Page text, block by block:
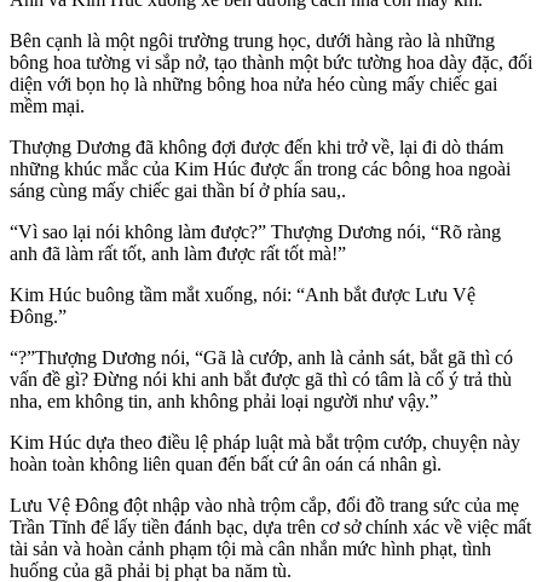
Bên cạnh là một ngôi trường trung học, dưới hàng rào là những
bông hoa tường vi sắp nở, tạo thành một bức tường hoa dày đặc, đối
diện với bọn họ là những bông hoa nửa héo cùng mấy chiếc gai
mềm mại.
Thượng Dương đã không đợi được đến khi trở về, lại đi dò thám
những khúc mắc của Kim Húc được ẩn trong các bông hoa ngoài
sáng cùng mấy chiếc gai thần bí ở phía sau,.
“Vì sao lại nói không làm được?” Thượng Dương nói, “Rõ ràng
anh đã làm rất tốt, anh làm được rất tốt mà!”
Kim Húc buông tầm mắt xuống, nói: “Anh bắt được Lưu Vệ
Đông.”
“?”Thượng Dương nói, “Gã là cướp, anh là cảnh sát, bắt gã thì có
vấn đề gì? Đừng nói khi anh bắt được gã thì có tâm là cố ý trả thù
nha, em không tin, anh không phải loại người như vậy.”
Kim Húc dựa theo điều lệ pháp luật mà bắt trộm cướp, chuyện này
hoàn toàn không liên quan đến bất cứ ân oán cá nhân gì.
Lưu Vệ Đông đột nhập vào nhà trộm cắp, đổi đồ trang sức của mẹ
Trần Tĩnh để lấy tiền đánh bạc, dựa trên cơ sở chính xác về việc mất
tài sản và hoàn cảnh phạm tội mà cân nhắn mức hình phạt, tình
huống của gã phải bị phạt ba năm tù.